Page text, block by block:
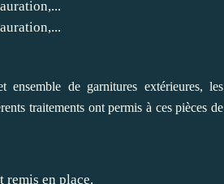
de garnitures extérieures, les
traitements ont permis à ces pièces de